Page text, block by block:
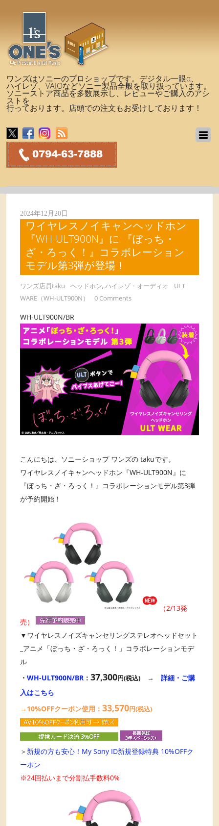
ワンズはソニーのプロショップです。デジタル一眼α、
ハイレゾ、VAIOなどソニー製品全般を取り扱っています。
ソニーストア商品を多数展示し、レビューやご購入のアシ
ストを
行っております。店頭での注文もお受けしております！
2024年12月20日
ワイヤレスノイキャンヘッドホン
『WH-ULT900N』に 『ぼっち・
ざ・ろっく！』コラボレーション
モデル第3弾が登場！
ワンズ店員taku ヘッドホン,ハイレゾ・オーディオ
ULT
WARE（WH-ULT900N）
0 Comments
WH-ULT900N/BR
こんにちは、ソニーショップ ワンズの takuです。
ワイヤレスノイキャンヘッドホン『WH-ULT900N』に
『ぼっち・ざ・ろっく！』コラボレーションモデル第3弾
が予約開始！
（2/13発
売）
▼ワイヤレスノイズキャンセリングステレオヘッドセット
_アニメ「ぼっち・ざ・ろっく！」コラボレーションモデ
ル
・WH-ULT900N/BR ：37,300円(税込) →詳細・ご購
入はこちら
→10%OFFクーポン使用：33,570円(税込)
＞ 新規の方も安心！My Sony ID新規登録特典 10%OFFク
ーポン
※24回払いまで分割払手数料0%